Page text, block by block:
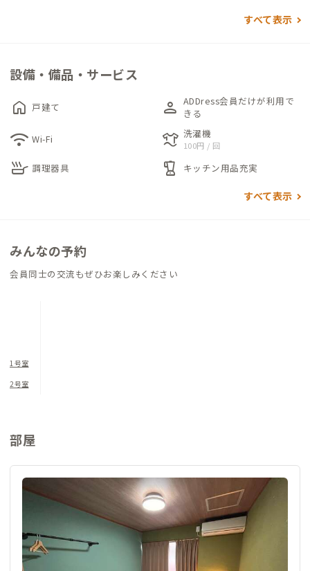
済の水回りは清潔感を求める方にもご満足いただけることと思
こだわりを感じる、センスの良いインテリアが置かれた共有ス
ペース。
個室は2つ、どちらも定員2名。2部屋同時予約ができますので、
最大4名での滞在が可能です。ファミリーで、グループで、時に
をしっかりリサーチし、予約しておければさらに安心です。
すべて表示
設備・備品・サービス
home 戸建て person ADDress会員だけが利用で
きる
wifi Wi-Fi laundry 洗濯機
100円 / 回
skillet 調理器具 blender キッチン用品充実
すべて表示
みんなの予約
会員同士の交流もぜひお楽しみください
1号室
2号室
部屋